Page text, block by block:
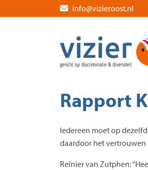
to
info@vizieroost.nl
Rapport
Iedereen moet op
daardoor het
Reinier van Zutphen: